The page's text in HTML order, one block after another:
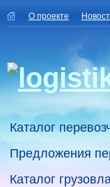
О проекте
Каталог
Предложения
Каталог